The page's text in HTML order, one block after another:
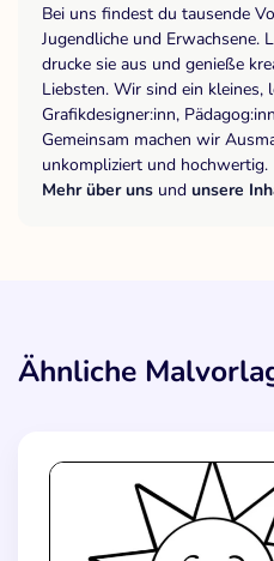
Bei uns findest du tausende
Jugendliche und Erwachsene.
drucke sie aus und genieße
Liebsten. Wir sind ein kleines,
Grafikdesigner:inn,
Gemeinsam machen wir
unkompliziert und hochwertig.
Mehr über uns und unsere
Ähnliche